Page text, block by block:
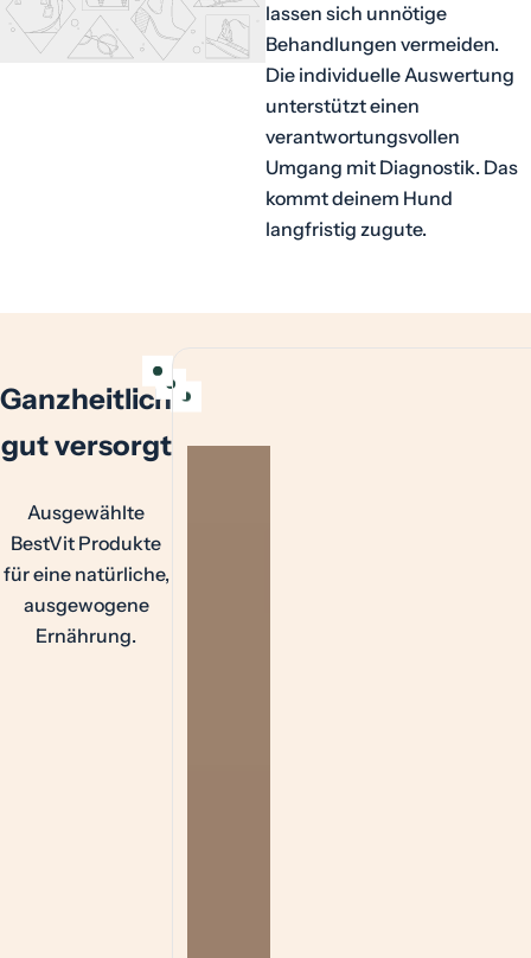
lassen sich unnötige
Behandlungen vermeiden.
Die individuelle Auswertung
unterstützt einen
verantwortungsvollen
Umgang mit Diagnostik. Das
kommt deinem Hund
langfristig zugute.
Ganzheitlich
gut versorgt
Ausgewählte
BestVit Produkte
für eine natürliche,
ausgewogene
Ernährung.